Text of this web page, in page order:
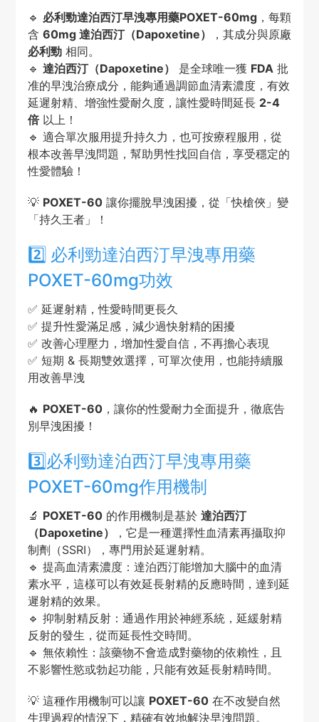
🔹 必利勁達泊西汀早洩專用藥POXET-60mg，每顆
含 60mg 達泊西汀（Dapoxetine）
，其成分與原廠
必利勁相同。
🔹 達泊西汀（Dapoxetine） 是全球唯一獲 FDA批
准的早洩治療成分，能夠通過調節血清素濃度，有效
延遲射精、增強性愛耐久度，讓性愛時間延長 2-4
倍以上！
🔹 適合單次服用提升持久力，也可按療程服用，從
根本改善早洩問題，幫助男性找回自信，享受穩定的
性愛體驗！
💡 POXET-60讓你擺脫早洩困擾，從「快槍俠」變
「持久王者」！
2️⃣ 必利勁達泊西汀早洩專用藥
POXET-60mg功效
✅ 延遲射精，性愛時間更長久
✅ 提升性愛滿足感，減少過快射精的困擾
✅ 改善心理壓力，增加性愛自信，不再擔心表現
✅ 短期 & 長期雙效選擇，可單次使用，也能持續服
用改善早洩
🔥 POXET-60，讓你的性愛耐力全面提升，徹底告
別早洩困擾！
3️⃣必利勁達泊西汀早洩專用藥
POXET-60mg作用機制
🔬 POXET-60的作用機制是基於 達泊西汀
（Dapoxetine）
，它是一種選擇性血清素再攝取抑
制劑（SSRI），專門用於延遲射精。
🔹 提高血清素濃度：達泊西汀能增加大腦中的血清
素水平，這樣可以有效延長射精的反應時間，達到延
遲射精的效果。
🔹 抑制射精反射：通過作用於神經系統，延緩射精
反射的發生，從而延長性交時間。
🔹 無依賴性：該藥物不會造成對藥物的依賴性，且
不影響性慾或勃起功能，只能有效延長射精時間。
💡 這種作用機制可以讓 POXET-60在不改變自然
生理過程的情況下，精確有效地解決早洩問題。